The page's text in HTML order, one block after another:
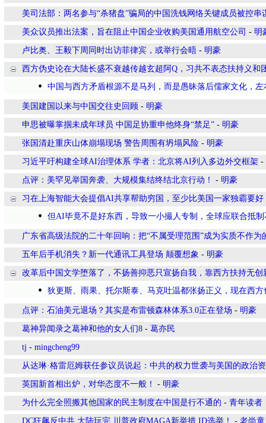
美司法部：两名参与“杀猪盘”骗局的中国洗钱网络关键成员被控串
美众议员推出法案，旨在阻止中国企业收购美国通用航空公司 - 明
卢比奥、王毅下周同时出访菲律宾，或举行会晤 - 明豪
西方伪史论在大陆长盛不衰越传越玄超阿Q，习共不表态扶持义和
中国与西方矛盾根源不是马列，而是愚昧落后儒家文化，左
美国建国以来与中国交往史回顾 - 明豪
申思被曝掌掴未成年球员 中国足协重申他终身“禁足” - 明豪
张国清赴重庆山体崩塌现场 警告周围有坍塌风险 - 明豪
习近平吁构建全球AI治理体系 学者：北京将AI列入多边外交框架 -
点评：美罕见举国奔袭、大规模集结终结北京行动！ - 明豪
习在上海智能大会提倡AI共享帮助穷国，至少比美国一家独霸要好
但AI毕竟不是好东西，导致一小撮人专制，全球应联合抵制
广东省高级法院的二十年回响：把“不属受理范围”成为实质不作为
五年后手机消失？新一代通讯工具登场 颠覆想象 - 明豪
改革后中国文学堕落了，不扬善抑恶只宣扬自我，靠西方扶持无创
狄更斯、雨果、托尔斯泰、马克吐温都张扬正义，现在西方
点评：石油美元退场？其实是布雷顿森林体系3.0正在登场 - 明豪
葛神异闻录之葛神和他的女人们8 - 葛亦民
tj - mingcheng99
从达琳·格雷厄姆获任参议员说起：中共的权力世袭与美国的政治
英国新首相出炉，对华态度不一般！ - 明豪
为什么完全照搬其他国家的民主制度在中国是行不通的 - 青年读者
DC狂飙反中共.大陆玩完.川普政府MAGA新举措.ID选举！ - 老尚童